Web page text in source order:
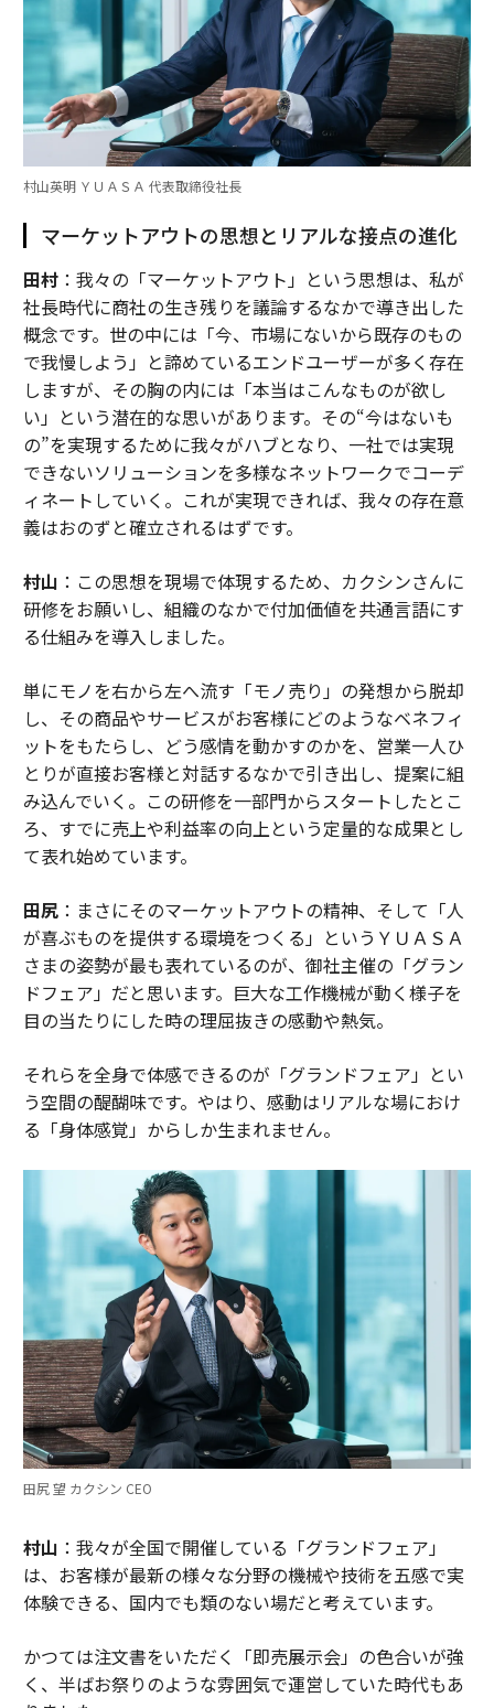
村山英明 ＹＵＡＳＡ 代表取締役社長
マーケットアウトの思想とリアルな接点の進化
田村：我々の「マーケットアウト」という思想は、私が
社長時代に商社の生き残りを議論するなかで導き出した
概念です。世の中には「今、市場にないから既存のもの
で我慢しよう」と諦めているエンドユーザーが多く存在
しますが、その胸の内には「本当はこんなものが欲し
い」という潜在的な思いがあります。その“今はないも
の”を実現するために我々がハブとなり、一社では実現
できないソリューションを多様なネットワークでコーデ
ィネートしていく。これが実現できれば、我々の存在意
義はおのずと確立されるはずです。
村山 ：この思想を現場で体現するため、カクシンさんに
研修をお願いし、組織のなかで付加価値を共通言語にす
る仕組みを導入しました。
単にモノを右から左へ流す「モノ売り」の発想から脱却
し、その商品やサービスがお客様にどのようなベネフィ
ットをもたらし、どう感情を動かすのかを、営業一人ひ
とりが直接お客様と対話するなかで引き出し、提案に組
み込んでいく。この研修を一部門からスタートしたとこ
ろ、すでに売上や利益率の向上という定量的な成果とし
て表れ始めています。
田尻：まさにそのマーケットアウトの精神、そして「人
が喜ぶものを提供する環境をつくる」というＹＵＡＳＡ
さまの姿勢が最も表れているのが、御社主催の「グラン
ドフェア」だと思います。巨大な工作機械が動く様子を
目の当たりにした時の理屈抜きの感動や熱気。
それらを全身で体感できるのが「グランドフェア」とい
う空間の醍醐味です。やはり、感動はリアルな場におけ
る「身体感覚」からしか生まれません。
田尻 望 カクシン CEO
村山 ：我々が全国で開催している「グランドフェア」
は、お客様が最新の様々な分野の機械や技術を五感で実
体験できる、国内でも類のない場だと考えています。
かつては注文書をいただく「即売展示会」の色合いが強
く、半ばお祭りのような雰囲気で運営していた時代もあ